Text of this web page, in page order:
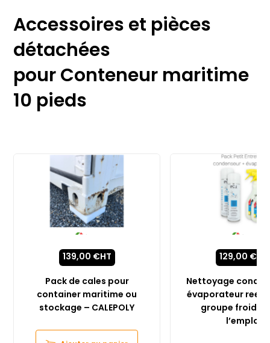
Accessoires et pièces
détachées
pour Conteneur maritime
10 pieds
Pack de cales pour
container maritime ou
stockage – CALEPOLY
139,00 €HT
Nettoyage
évaporateur
groupe froid
l’emploi
129,00 €HT